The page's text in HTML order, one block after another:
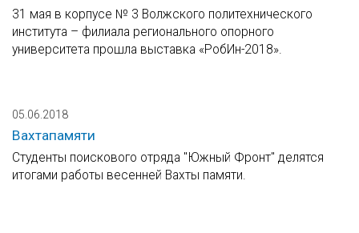
31 мая в корпусе № 3 Волжского политехнического
института – филиала регионального опорного
университета прошла выставка «РобИн-2018».
05.06.2018
Вахтапамяти
Студенты поискового отряда "Южный Фронт" делятся
итогами работы весенней Вахты памяти.